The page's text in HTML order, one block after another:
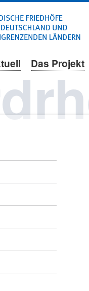
Das Projekt